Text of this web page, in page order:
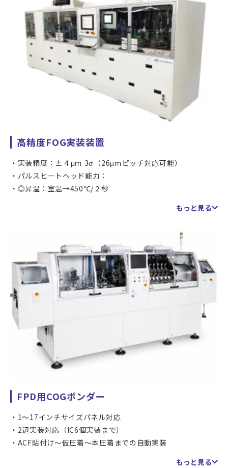
貼り付けなどにご利用いただけます。
アライメントはメカアライメントで、カバーガラスやLCDパ
ネルの外形と、フィルムの外形を位置決めして貼り付けま
す。貼り付け精度は±0.3mmとなります。
高精度FOG実装装置
実装精度：±４μｍ 3σ（26μｍピッチ対応可能）
パルスヒートヘッド能力：
◎昇温：室温→450℃/２秒
※低温ACF(高反応ACF)対応／接続部ボイドレス
装置サイクルタイム：15秒/１FPC
ウェット洗浄/プラズマ洗浄機能付き
もっと見る
FPD用COGボンダー
1〜17インチサイズパネル対応
2辺実装対応（IC6個実装まで）
ACF貼付け〜仮圧着〜本圧着までの自動実装
もっと見る